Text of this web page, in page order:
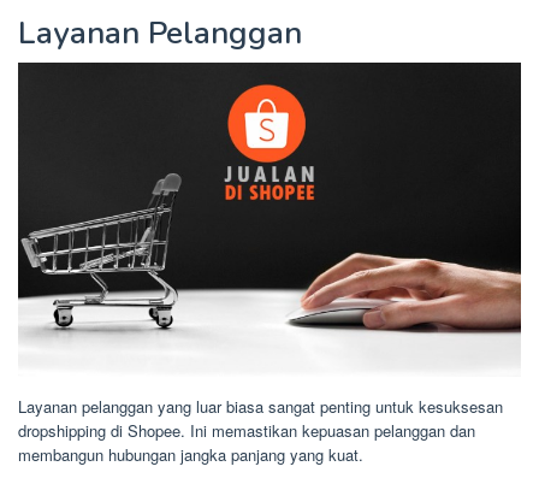
Layanan Pelanggan
Layanan pelanggan yang luar biasa sangat penting untuk kesuksesan
dropshipping di Shopee. Ini memastikan kepuasan pelanggan dan
membangun hubungan jangka panjang yang kuat.